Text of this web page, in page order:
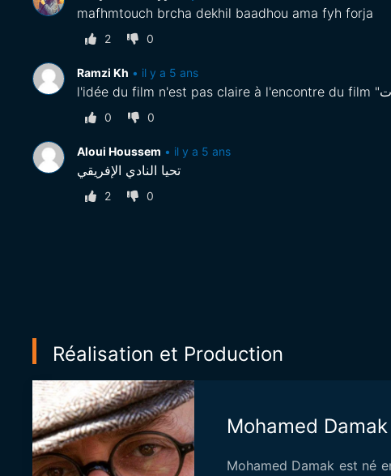
mafhmtouch brcha dekhil baadhou ama fyh forja
2 0
Ramzi Kh • il y a 5 ans
0 0
Aloui Houssem • il y a 5 ans
تحيا النادي الإفريقي
2 0
Réalisation et Production
Mohamed Damak
Mohamed Damak est né